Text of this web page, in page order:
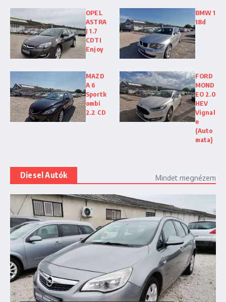
OPEL
ASTRA
J 1.7
CDTI
Enjoy
BMW 1
18d
MAZD
A 6
Sportk
ombi
2.2 CD
FORD
MOND
EO 2.0
HEV
Vignal
e
(Auto
mata)
Diesel Autók Mindet megnézem